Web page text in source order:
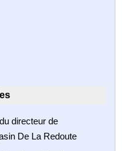
directeur de
De La Redoute